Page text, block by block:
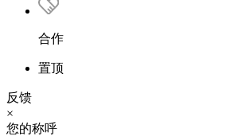
合作
置顶
反馈
×
您的称呼